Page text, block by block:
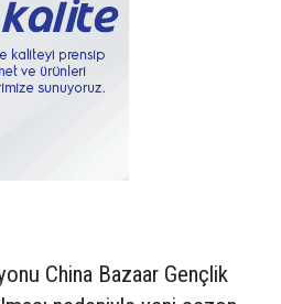
China Bazaar Gençlik